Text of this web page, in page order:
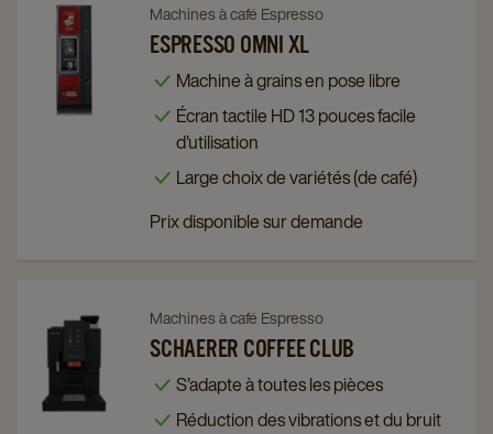
Navigate
Espresso
Omni
Navigate
to
Espresso
Omni
details
page
Machines à café Espresso
ESPRESSO OMNI XL
Machine à grains en pose libre
Écran tactile HD 13 pouces facile
d'utilisation
Large choix de variétés (de café)
Prix disponible sur demande
Navigate
Schaerer
Coffee
Navigate
to
Schaerer
Coffee
Machines à café Espresso
SCHAERER COFFEE CLUB
S’adapte à toutes les pièces
Réduction des vibrations et du bruit